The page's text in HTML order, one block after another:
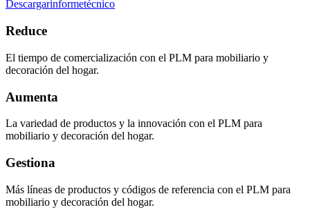
Descargarinformetécnico
Reduce
El tiempo de comercialización con el PLM para mobiliario y
decoración del hogar.
Aumenta
La variedad de productos y la innovación con el PLM para
mobiliario y decoración del hogar.
Gestiona
Más líneas de productos y códigos de referencia con el PLM para
mobiliario y decoración del hogar.